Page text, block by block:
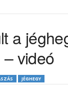
a
videó
JÉGHEGY